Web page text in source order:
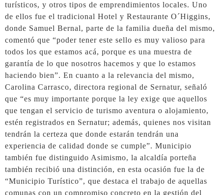
turísticos, y otros tipos de emprendimientos locales. Uno
de ellos fue el tradicional Hotel y Restaurante O´Higgins,
donde Samuel Bernal, parte de la familia dueña del mismo,
comentó que “poder tener este sello es muy valioso para
todos los que estamos acá, porque es una muestra de
garantía de lo que nosotros hacemos y que lo estamos
haciendo bien”. En cuanto a la relevancia del mismo,
Carolina Carrasco, directora regional de Sernatur, señaló
que “es muy importante porque la ley exige que aquellos
que tengan el servicio de turismo aventura o alojamiento,
estén registrados en Sernatur; además, quienes nos visitan
tendrán la certeza que donde estarán tendrán una
experiencia de calidad donde se cumple”. Municipio
también fue distinguido Asimismo, la alcaldía porteña
también recibió una distinción, en esta ocasión fue la de
“Municipio Turístico”, que destaca el trabajo de aquellas
comunas con un compromiso concreto en la gestión del